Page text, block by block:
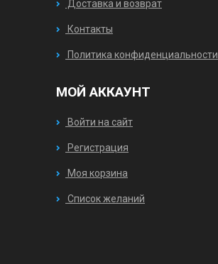
Доставка и возврат
Контакты
Политика конфиденциальности
МОЙ АККАУНТ
Войти на сайт
Регистрация
Моя корзина
Список желаний